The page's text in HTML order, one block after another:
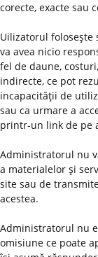
corecte, exacte sau
Uilizatorul
va avea nicio
fel de daune,
indirecte, ce pot
incapacităţii de
sau ca urmare a
printr-un link de pe
Administratorul nu
a materialelor şi
site sau de
acestea.
Administratorul nu
omisiune ce poate